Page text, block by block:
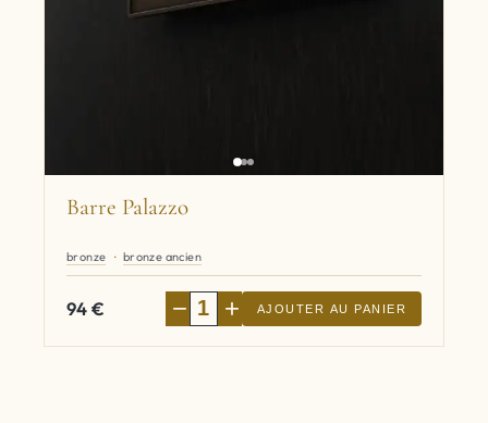
Barre Palazzo
bronze bronze ancien
94€ − + AJOUTER AU PANIER